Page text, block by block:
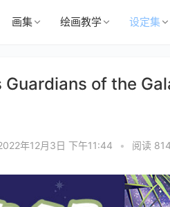
画集 绘画教学 设定集
Guardians of the
年12月3日 下午11:44 • 阅读 814